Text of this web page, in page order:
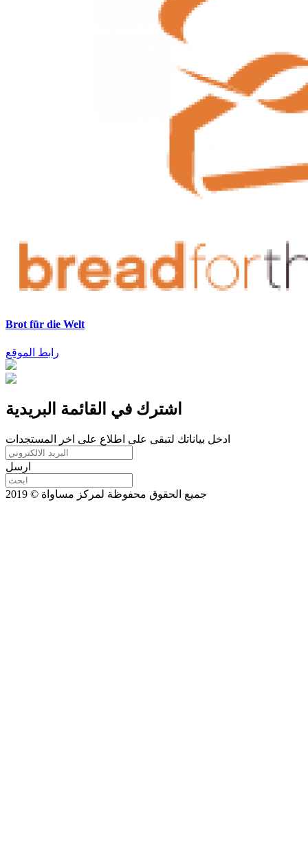
Brot für die Welt
رابط الموقع
اشترك في القائمة البريدية
ادخل بياناتك لتبقى على اطلاع على اخر المستجدات
ارسل
جميع الحقوق محفوظة لمركز مساواة © 2019